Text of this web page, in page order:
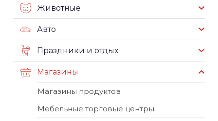
Животные
Авто
Праздники и отдых
Магазины
Магазины продуктов
Мебельные торговые центры